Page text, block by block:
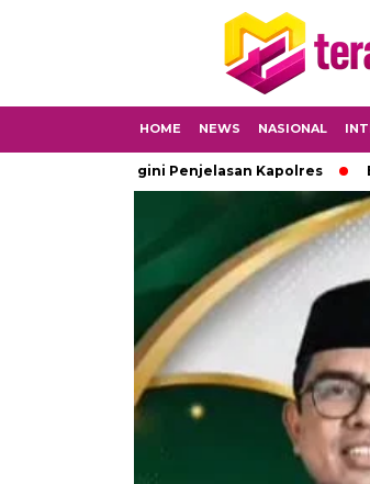
HOME NEWS NASIONAL
Begini Penjelasan Kapolres Babinsa